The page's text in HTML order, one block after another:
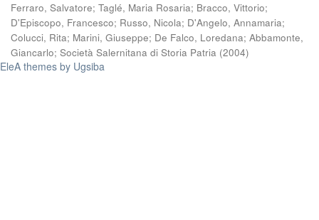
Ferraro, Salvatore; Taglé, Maria Rosaria; Bracco, Vittorio;
D'Episcopo, Francesco; Russo, Nicola; D'Angelo, Annamaria;
Colucci, Rita; Marini, Giuseppe; De Falco, Loredana; Abbamonte,
Giancarlo; Società Salernitana di Storia Patria (2004)
EleA themes by Ugsiba